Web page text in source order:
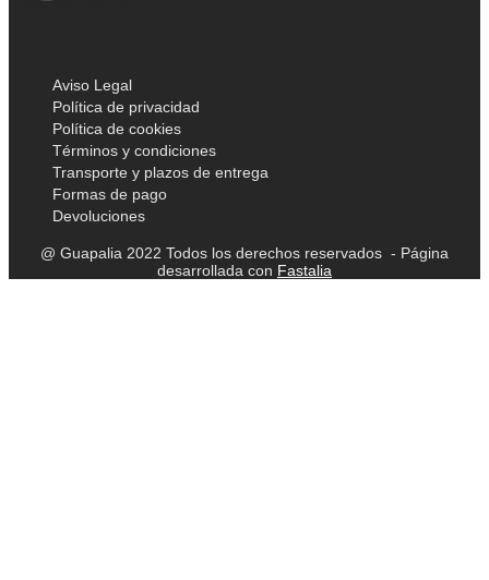
Aviso Legal
Política de privacidad
Política de cookies
Términos y condiciones
Transporte y plazos de entrega
Formas de pago
Devoluciones
@ Guapalia 2022 Todos los derechos reservados - Página
desarrollada con Fastalia